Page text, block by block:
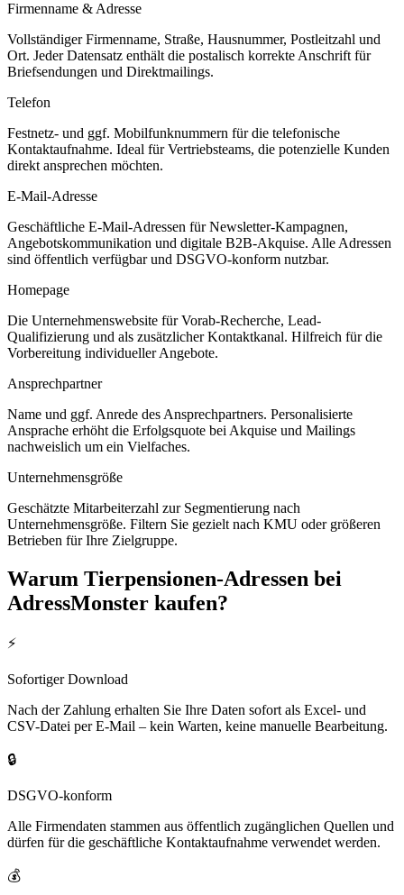
Firmenname & Adresse
Vollständiger Firmenname, Straße, Hausnummer, Postleitzahl und
Ort. Jeder Datensatz enthält die postalisch korrekte Anschrift für
Briefsendungen und Direktmailings.
Telefon
Festnetz- und ggf. Mobilfunknummern für die telefonische
Kontaktaufnahme. Ideal für Vertriebsteams, die potenzielle Kunden
direkt ansprechen möchten.
E-Mail-Adresse
Geschäftliche E-Mail-Adressen für Newsletter-Kampagnen,
Angebotskommunikation und digitale B2B-Akquise. Alle Adressen
sind öffentlich verfügbar und DSGVO-konform nutzbar.
Homepage
Die Unternehmenswebsite für Vorab-Recherche, Lead-
Qualifizierung und als zusätzlicher Kontaktkanal. Hilfreich für die
Vorbereitung individueller Angebote.
Ansprechpartner
Name und ggf. Anrede des Ansprechpartners. Personalisierte
Ansprache erhöht die Erfolgsquote bei Akquise und Mailings
nachweislich um ein Vielfaches.
Unternehmensgröße
Geschätzte Mitarbeiterzahl zur Segmentierung nach
Unternehmensgröße. Filtern Sie gezielt nach KMU oder größeren
Betrieben für Ihre Zielgruppe.
Warum Tierpensionen-Adressen bei
AdressMonster kaufen?
⚡
Sofortiger Download
Nach der Zahlung erhalten Sie Ihre Daten sofort als Excel- und
CSV-Datei per E-Mail – kein Warten, keine manuelle Bearbeitung.
🔒
DSGVO-konform
Alle Firmendaten stammen aus öffentlich zugänglichen Quellen und
dürfen für die geschäftliche Kontaktaufnahme verwendet werden.
💰